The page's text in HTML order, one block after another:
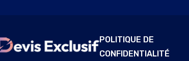
POLITIQUE DE
CONFIDENTIALITÉ